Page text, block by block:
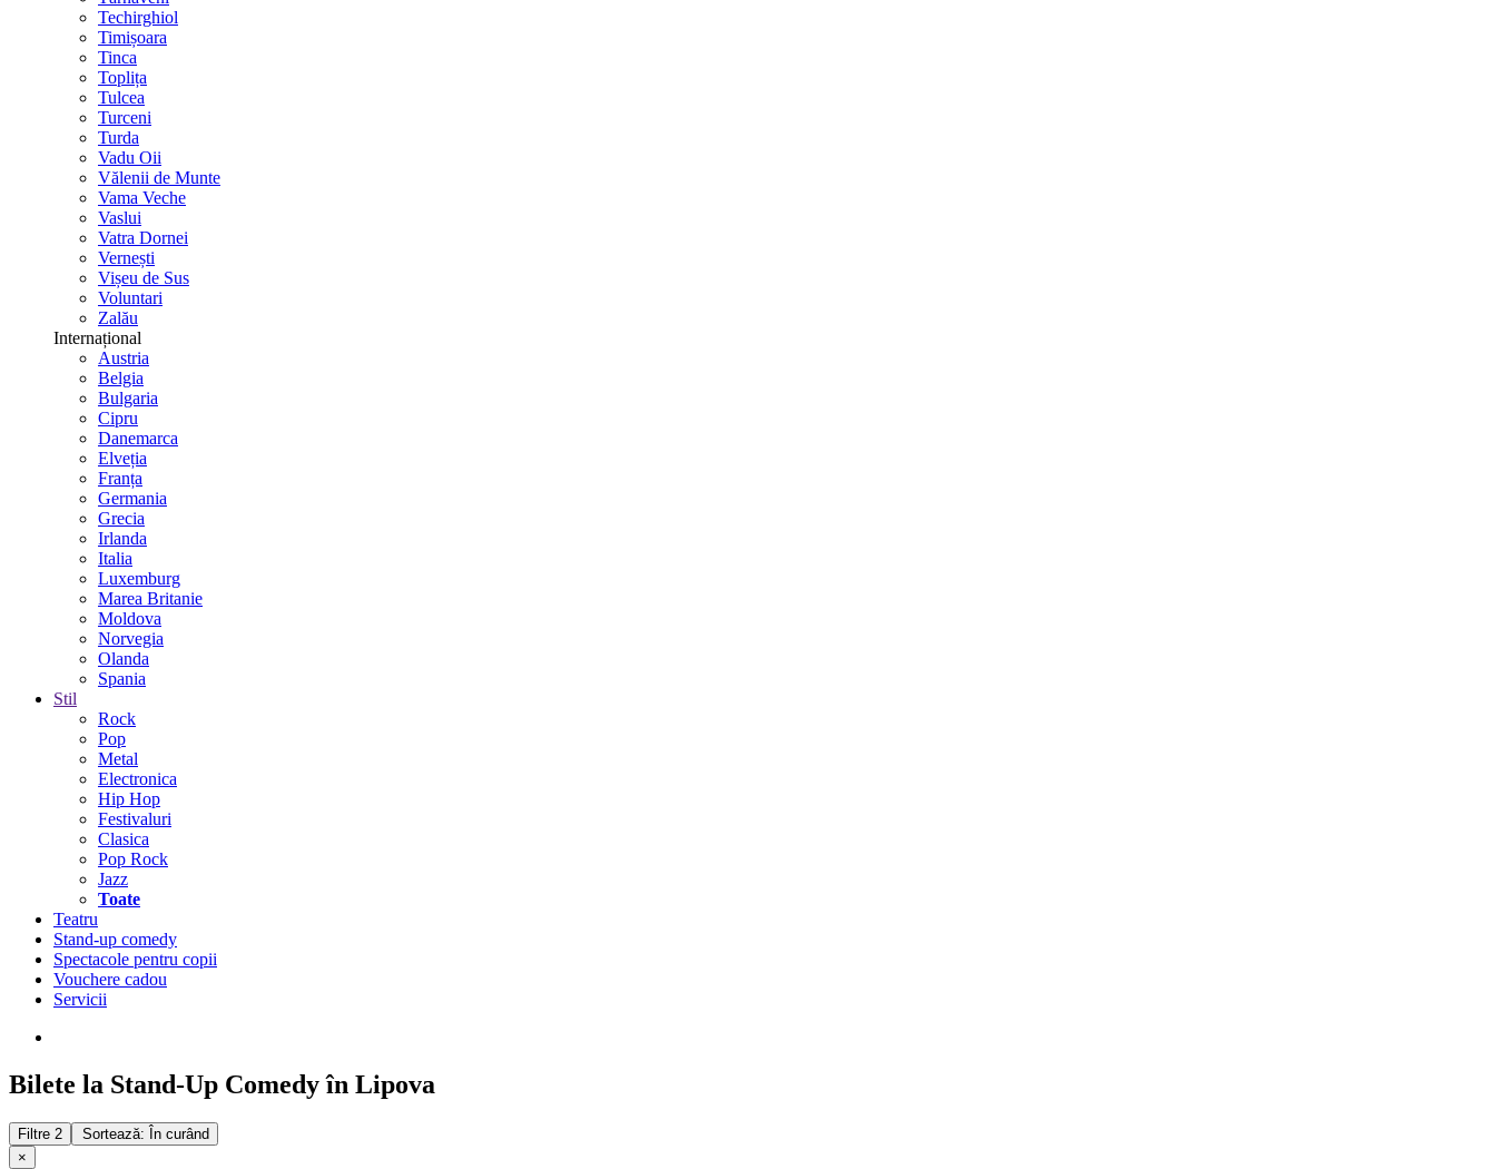
Techirghiol
Timișoara
Tinca
Toplița
Tulcea
Turceni
Turda
Vadu Oii
Vălenii de Munte
Vama Veche
Vaslui
Vatra Dornei
Vernești
Vișeu de Sus
Voluntari
Zalău
Internațional
Austria
Belgia
Bulgaria
Cipru
Danemarca
Elveția
Franța
Germania
Grecia
Irlanda
Italia
Luxemburg
Marea Britanie
Moldova
Norvegia
Olanda
Spania
Stil
Rock
Pop
Metal
Electronica
Hip Hop
Festivaluri
Clasica
Pop Rock
Jazz
Toate
Teatru
Stand-up comedy
Spectacole pentru copii
Vouchere cadou
Servicii
Bilete la Stand-Up Comedy în Lipova
Filtre 2
Sortează: În curând
×